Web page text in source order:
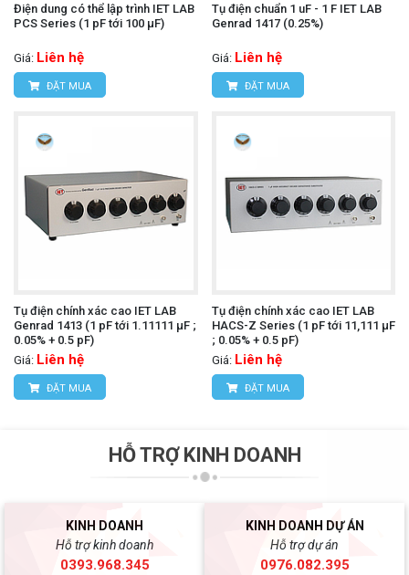
Điện dung có thể lập trình IET LAB
PCS Series (1 pF tới 100 µF)
Giá: Liên hệ
ĐẶT MUA
Tụ điện chuẩn 1 uF - 1 F IET LAB
Genrad 1417 (0.25%)
Giá: Liên hệ
ĐẶT MUA
Tụ điện chính xác cao IET LAB
Genrad 1413 (1 pF tới 1.11111 µF ;
0.05% + 0.5 pF)
Giá: Liên hệ
ĐẶT MUA
Tụ điện chính xác cao IET LAB
HACS-Z Series (1 pF tới 11,111 µF
; 0.05% + 0.5 pF)
Giá: Liên hệ
ĐẶT MUA
HỖ TRỢ KINH DOANH
KINH DOANH
Hỗ trợ kinh doanh
0393.968.345
KINH DOANH DỰ ÁN
Hỗ trợ dự án
0976.082.395